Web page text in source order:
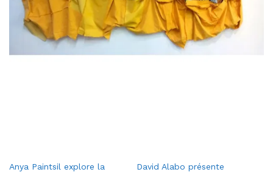
Anya Paintsil explore la
David Alabo présente